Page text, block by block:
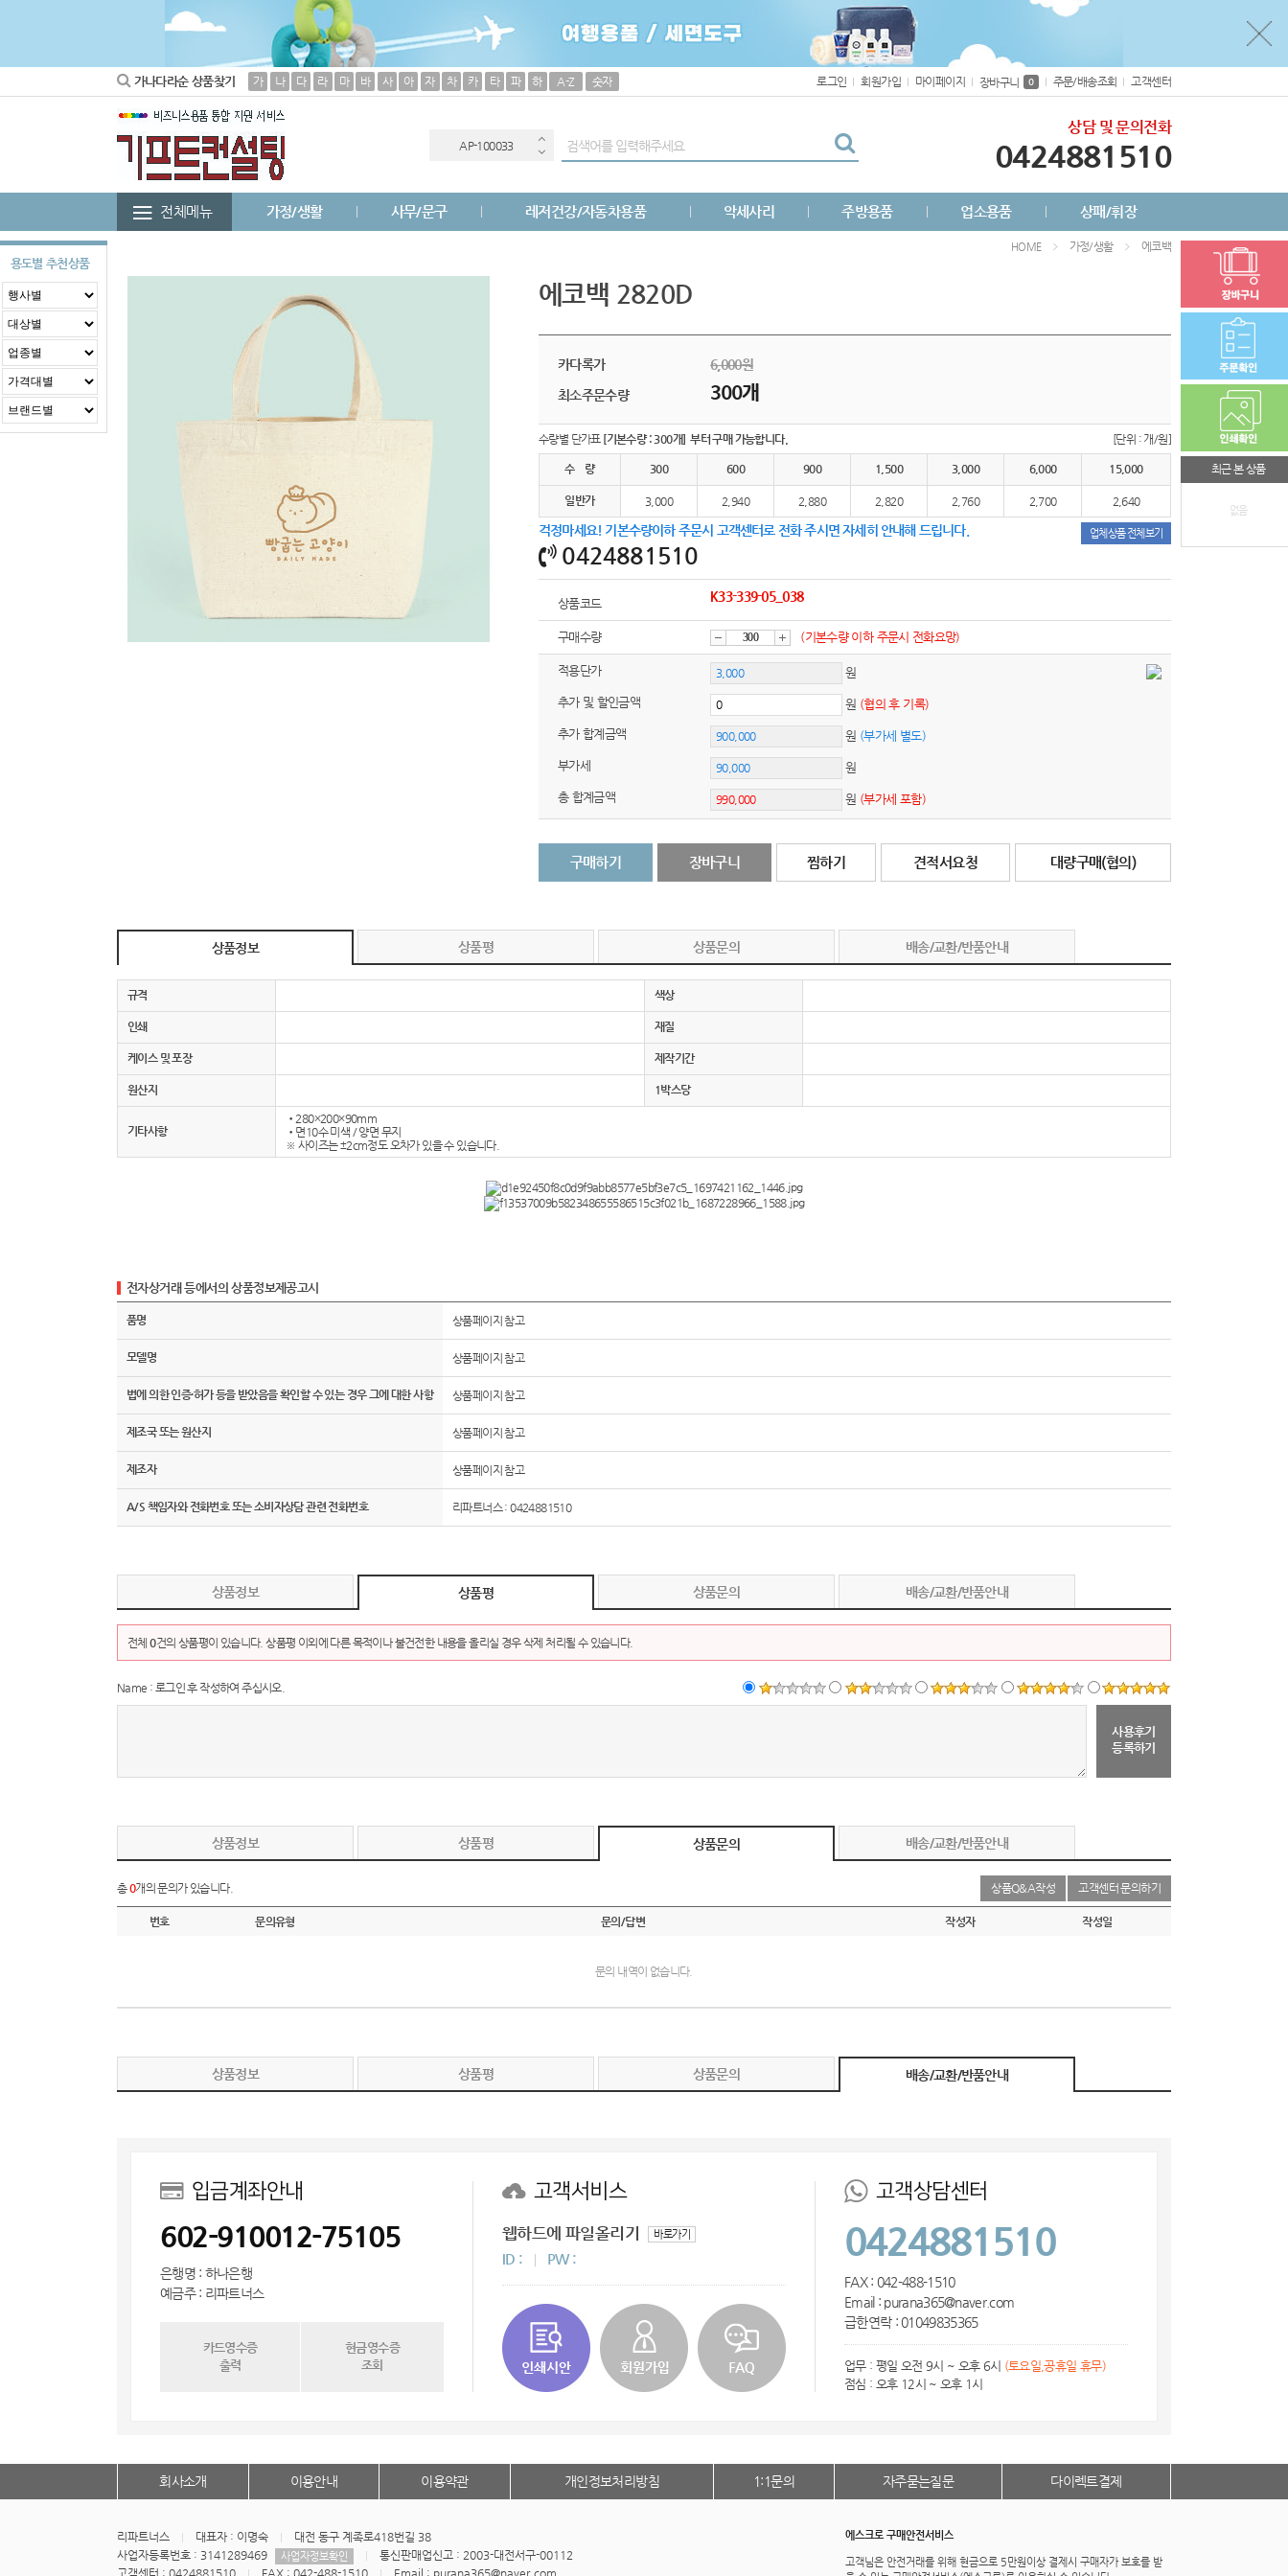
가나다라순 상품찾기 가 나 다 라 마 바 사 아 자 차 카 타 파 하 A-Z 숫자 로그인 회원가입 마이페이지 장바구니 0 주문/배송조회 고객센터
AP-100033
AP-100051
usb
AP-100073
AP-100067
AP-100053
보조배터리
AP-100033
AP-100040
AP-100013
AP-100049
AP-100029
AP-100100
AP-100003
AP-100073
AP-100185
AP-100053
AP-100020
상담 및 문의전화
0424881510
전체메뉴 가정/생활 사무/문구 레저건강/자동차용품 악세사리 주방용품 업소용품 상패/휘장
용도별 추천상품
최근 본 상품
없음
HOME 가정/생활 에코백
에코백 2820D
카다록가
6,000원
최소주문수량
300개
수량별 단가표 [기본수량 : 300개] 부터 구매 가능합니다. [단위 : 개/원]
수 량 300 600 900 1,500 3,000 6,000 15,000
일반가 3,000 2,940 2,880 2,820 2,760 2,700 2,640
걱정마세요! 기본수량이하 주문시 고객센터로 전화 주시면 자세히 안내해 드립니다.
0424881510
업체상품 전체보기
상품코드 K33-339-05_038
구매수량
감
소
증
가
(기본수량 이하 주문시 전화요망)
적용단가 원
추가 및 할인금액 원 (협의 후 기록)
추가 합계금액 원 (부가세 별도)
부가세 원
총 합계금액 원 (부가세 포함)
구매하기 장바구니 찜하기 견적서요청 대량구매(협의)
상품정보 상품평 상품문의 배송/교환/반품안내
규격 색상
인쇄 재질
케이스 및 포장 제작기간
원산지 1박스당
기타사항
•280×200×90mm
•면10수 미색 / 양면 무지
※ 사이즈는 ±2cm정도 오차가 있을 수 있습니다.
전자상거래 등에서의 상품정보제공고시
품명 상품페이지 참고
모델명 상품페이지 참고
법에 의한 인증·허가 등을 받았음을 확인할 수 있는 경우 그에 대한 사항 상품페이지 참고
제조국 또는 원산지 상품페이지 참고
제조자 상품페이지 참고
A/S 책임자와 전화번호 또는 소비자상담 관련 전화번호 리파트너스 : 0424881510
상품정보 상품평 상품문의 배송/교환/반품안내
전체0건의 상품평이 있습니다. 상품평 이외에 다른 목적이나 불건전한 내용을 올리실 경우 삭제 처리될 수 있습니다.
Name : 로그인 후 작성하여 주십시오.
사용후기
등록하기
상품정보 상품평 상품문의 배송/교환/반품안내
총0개의 문의가 있습니다. 상품Q&A작성 고객센터 문의하기
번호 문의유형 문의/답변 작성자 작성일
문의 내역이 없습니다.
상품정보 상품평 상품문의 배송/교환/반품안내
입금계좌안내
602-910012-75105
은행명 : 하나은행
예금주 : 리파트너스
카드영수증
출력
현금영수증
조회
고객서비스
웹하드에 파일올리기 바로가기
ID : PW :
고객상담센터
0424881510
FAX : 042-488-1510
Email : purana365@naver.com
급한연락 : 01049835365
업무 : 평일 오전 9시 ~ 오후 6시 (토요일,공휴일 휴무)
점심 : 오후 12시 ~ 오후 1시
회사소개 이용안내 이용약관 개인정보처리방침 1:1문의 자주묻는질문 다이렉트결제
리파트너스 대표자 : 이명숙
대전 동구 계족로418번길 38
사업자등록번호 : 3141289469
사업자정보확인
통신판매업신고 : 2003-대전서구-00112
고객센터 : 0424881510
FAX : 042-488-1510 Email : purana365@naver.com
에스크로 구매안전서비스
고객님은 안전거래를 위해 현금으로 5만원이상 결제시 구매자가 보호를 받